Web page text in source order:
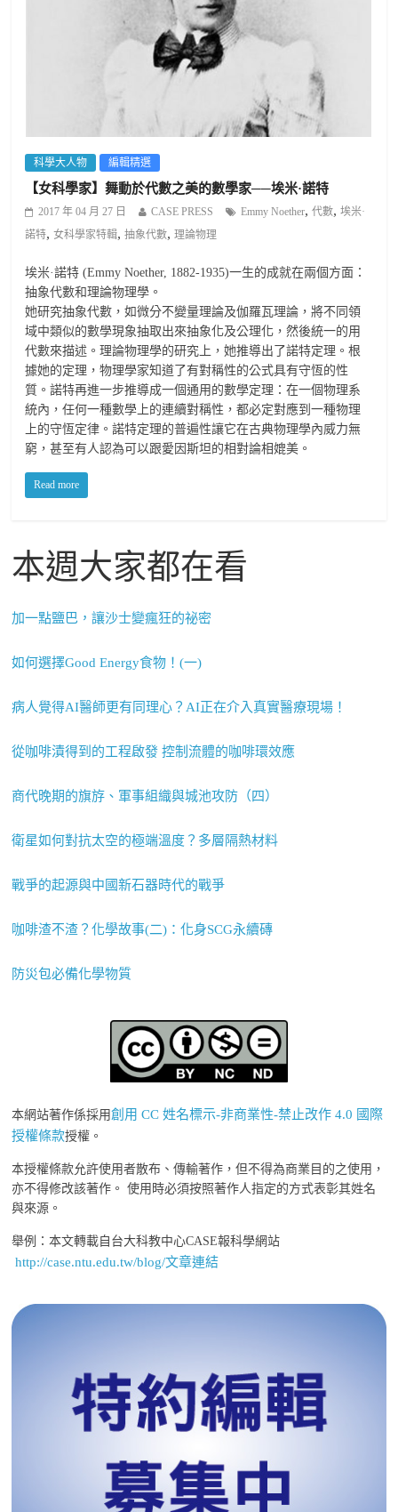
科學大人物 編輯精選
【女科學家】舞動於代數之美的數學家──埃米·諾特
2017 年 04 月 27 日 CASE PRESS Emmy Noether,代數,埃米·
諾特,女科學家特輯,抽象代數,理論物理
埃米·諾特 (Emmy Noether, 1882-1935)一生的成就在兩個方面：
抽象代數和理論物理學。
她研究抽象代數，如微分不變量理論及伽羅瓦理論，將不同領
域中類似的數學現象抽取出來抽象化及公理化，然後統一的用
代數來描述。理論物理學的研究上，她推導出了諾特定理。根
據她的定理，物理學家知道了有對稱性的公式具有守恆的性
質。諾特再進一步推導成一個通用的數學定理：在一個物理系
統內，任何一種數學上的連續對稱性，都必定對應到一種物理
上的守恆定律。諾特定理的普遍性讓它在古典物理學內威力無
窮，甚至有人認為可以跟愛因斯坦的相對論相媲美。
Read more
本週大家都在看
加一點鹽巴，讓沙士變瘋狂的祕密
如何選擇Good Energy食物！(一)
病人覺得AI醫師更有同理心？AI正在介入真實醫療現場！
從咖啡漬得到的工程啟發 控制流體的咖啡環效應
商代晚期的旗斿、軍事組織與城池攻防（四）
衛星如何對抗太空的極端溫度？多層隔熱材料
戰爭的起源與中國新石器時代的戰爭
咖啡渣不渣？化學故事(二)：化身SCG永續磚
防災包必備化學物質
本網站著作係採用創用 CC 姓名標示-非商業性-禁止改作 4.0 國際
授權條款授權。
本授權條款允許使用者散布、傳輸著作，但不得為商業目的之使用，
亦不得修改該著作。 使用時必須按照著作人指定的方式表彰其姓名
與來源。
舉例：本文轉載自台大科教中心CASE報科學網站
http://case.ntu.edu.tw/blog/文章連結